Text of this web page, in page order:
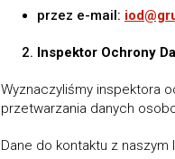
przez e-mail:
Inspektor Ochrony
Wyznaczyliśmy inspektora
przetwarzania danych
Dane do kontaktu z naszym